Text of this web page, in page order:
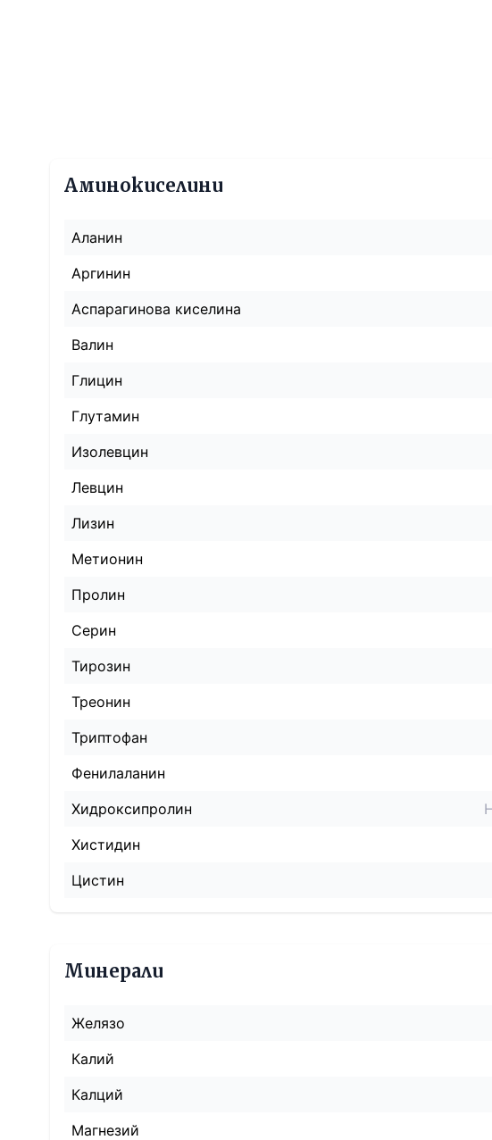
Аминокиселини
Аланин
Аргинин
Аспарагинова киселина
Валин
Глицин
Глутамин
Изолевцин
Левцин
Лизин
Метионин
Пролин
Серин
Тирозин
Треонин
Триптофан
Фенилаланин
Хидроксипролин
Хистидин
Цистин
Минерали
Желязо
Калий
Калций
Магнезий